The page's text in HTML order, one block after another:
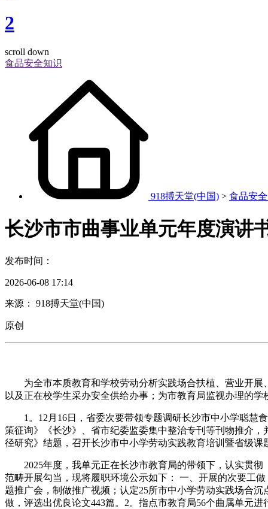
2
scroll down
食品安全知识
918搏天堂(中国) > 食品安
长沙市市曲事业单元年度演讲
发布时间：
2026-06-08 17:14
来源： 918搏天堂(中国)
原创
为全市本质教育和学校劳动分析实践场合扶植、营业开展
以及正在校学生采办安全供给办事；为市教育局监视办理的
1。12月16日，省委次要带领专题调研长沙市中小学聪慧食
策征询》《长沙》、省市纪委监委集中整治专刊等刊物推介
径研究》结题，召开长沙市中小学劳动实践教育培训暨省级
2025年度，我单元正在长沙市教育局的带领下，认实贯彻
范畴开展勾当，现将履职环境公示如下： 一、开展的次要工
题推广会，制做推广视频；认定25所市中小学劳动实践场合
做，评选出优良论文443篇。2。指点市教育局56个曲属单元